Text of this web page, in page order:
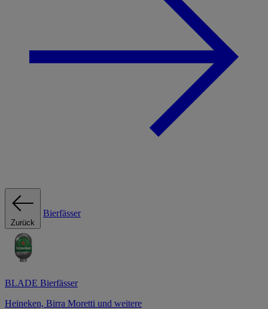
Zurück
Bierfässer
BLADE Bierfässer
Heineken, Birra Moretti und weitere